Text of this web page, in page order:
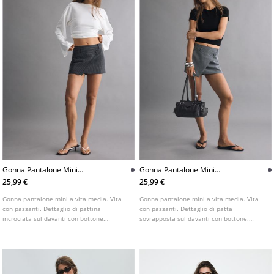
Gonna Pantalone Mini
Incrociata
25,99 €
Gonna pantalone mini a vita media. Vita
con passanti. Dettaglio di pattina
incrociata sul davanti con bottone.
Gonna Pantalone Mini
Incrociata
25,99 €
Gonna pantalone mini a vita media. Vita
con passanti. Dettaglio di patta
sovrapposta sul davanti con bottone.